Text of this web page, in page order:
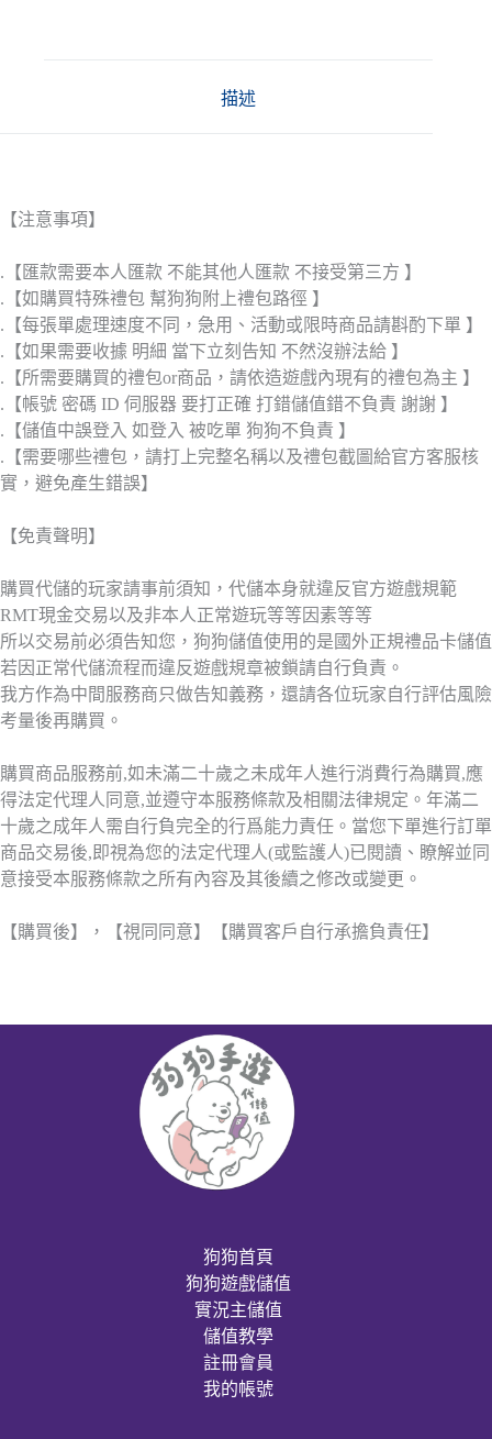
描述
【注意事項】
.【匯款需要本人匯款 不能其他人匯款 不接受第三方 】
.【如購買特殊禮包 幫狗狗附上禮包路徑 】
.【每張單處理速度不同，急用、活動或限時商品請斟酌下單 】
.【如果需要收據 明細 當下立刻告知 不然沒辦法給 】
.【所需要購買的禮包or商品，請依造遊戲內現有的禮包為主 】
.【帳號 密碼 ID 伺服器 要打正確 打錯儲值錯不負責 謝謝 】
.【儲值中誤登入 如登入 被吃單 狗狗不負責 】
.【需要哪些禮包，請打上完整名稱以及禮包截圖給官方客服核
實，避免產生錯誤】
【免責聲明】
購買代儲的玩家請事前須知，代儲本身就違反官方遊戲規範
RMT現金交易以及非本人正常遊玩等等因素等等
所以交易前必須告知您，狗狗儲值使用的是國外正規禮品卡儲值
若因正常代儲流程而違反遊戲規章被鎖請自行負責。
我方作為中間服務商只做告知義務，還請各位玩家自行評估風險
考量後再購買。
購買商品服務前,如未滿二十歲之未成年人進行消費行為購買,應
得法定代理人同意,並遵守本服務條款及相關法律規定。年滿二
十歲之成年人需自行負完全的行爲能力責任。當您下單進行訂單
商品交易後,即視為您的法定代理人(或監護人)已閱讀、瞭解並同
意接受本服務條款之所有內容及其後續之修改或變更。
【購買後】，【視同同意】【購買客戶自行承擔負責任】
狗狗首頁
狗狗遊戲儲值
實況主儲值
儲值教學
註冊會員
我的帳號